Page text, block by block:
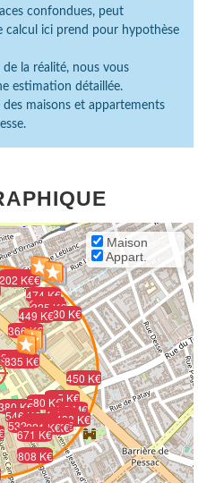
confondues, peut
calcul ici prend pour hypothèse
la réalité, nous vous
estimation détaillée.
maisons et appartements
546 K€
325 K€
474 K€
1.6 M€
449 K€430 K€
366 K€
405 K€
1.4 M€
835 K€
532 K€
580 K€
450 K€
508 K€
351 K€
521 K€
213 K€
550 K€
684 K€
221 K€
202 K€
K€
268 K€
K€
671 K€
650 K€
808 K€
105 K€
438 K€
Maison
Appart.